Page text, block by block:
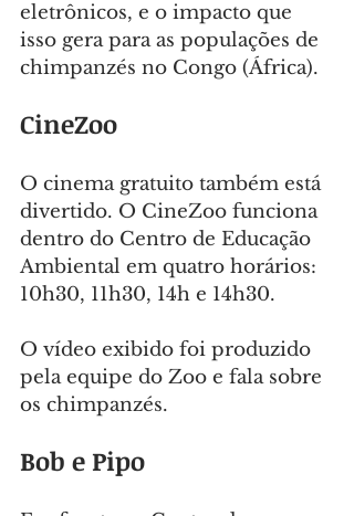
eletrônicos, e o impacto que
isso gera para as populações de
chimpanzés no Congo (África).
CineZoo
O cinema gratuito também está
divertido. O CineZoo funciona
dentro do Centro de Educação
Ambiental em quatro horários:
10h30, 11h30, 14h e 14h30.
O vídeo exibido foi produzido
pela equipe do Zoo e fala sobre
os chimpanzés.
Bob e Pipo